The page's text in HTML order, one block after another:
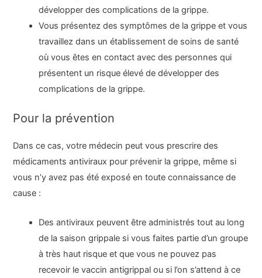
développer des complications de la grippe.
Vous présentez des symptômes de la grippe et vous
travaillez dans un établissement de soins de santé
où vous êtes en contact avec des personnes qui
présentent un risque élevé de développer des
complications de la grippe.
Pour la prévention
Dans ce cas, votre médecin peut vous prescrire des
médicaments antiviraux pour prévenir la grippe, même si
vous n’y avez pas été exposé en toute connaissance de
cause :
Des antiviraux peuvent être administrés tout au long
de la saison grippale si vous faites partie d’un groupe
à très haut risque et que vous ne pouvez pas
recevoir le vaccin antigrippal ou si l’on s’attend à ce